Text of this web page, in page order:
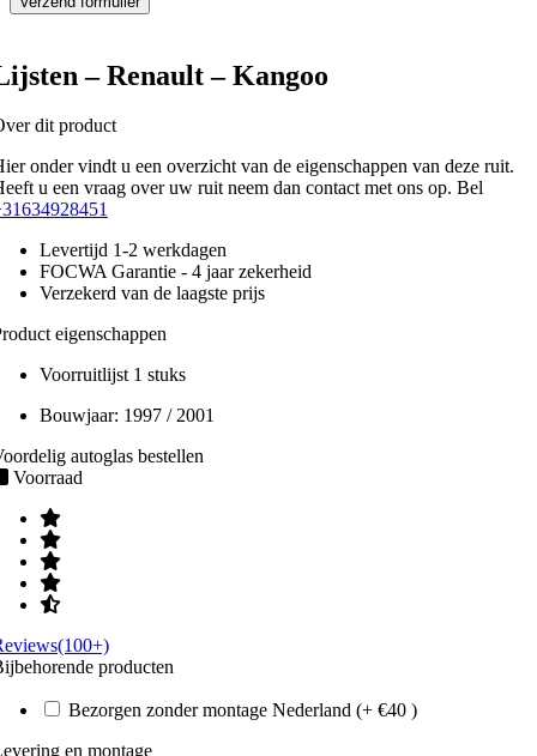
– Renault – Kangoo
dit product
onder vindt u een overzicht van de eigenschappen van deze ruit.
u een vraag over uw ruit neem dan contact met ons op. Bel
Levertijd 1-2 werkdagen
FOCWA Garantie - 4 jaar zekerheid
Verzekerd van de laagste prijs
eigenschappen
Voorruitlijst 1 stuks
Bouwjaar: 1997 / 2001
autoglas bestellen
Voorraad
producten
Bezorgen zonder montage Nederland (+ €40 )
en montage